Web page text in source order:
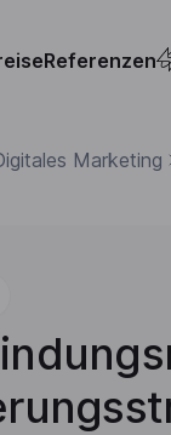
Referenzen
Marketing